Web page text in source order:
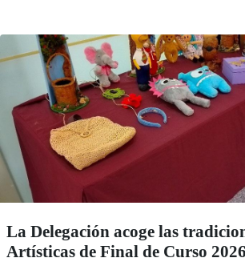
La Delegación acoge las
Artísticas de Final de Curso 2026